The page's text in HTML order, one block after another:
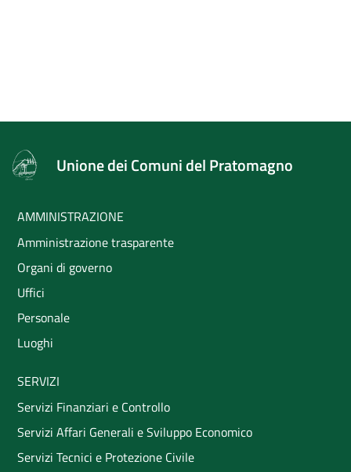
Unione dei Comuni del Pratomagno
AMMINISTRAZIONE
Amministrazione trasparente
Organi di governo
Uffici
Personale
Luoghi
SERVIZI
Servizi Finanziari e Controllo
Servizi Affari Generali e Sviluppo Economico
Servizi Tecnici e Protezione Civile